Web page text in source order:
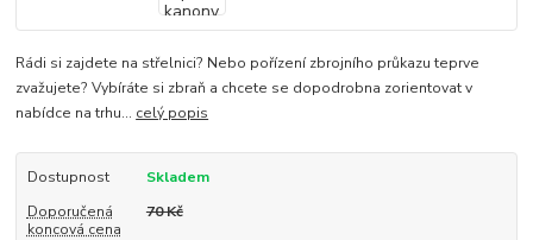
Rádi si zajdete na střelnici? Nebo pořízení zbrojního průkazu teprve
zvažujete? Vybíráte si zbraň a chcete se dopodrobna zorientovat v
nabídce na trhu... celý popis
Dostupnost
Skladem
Doporučená
koncová cena
70 Kč